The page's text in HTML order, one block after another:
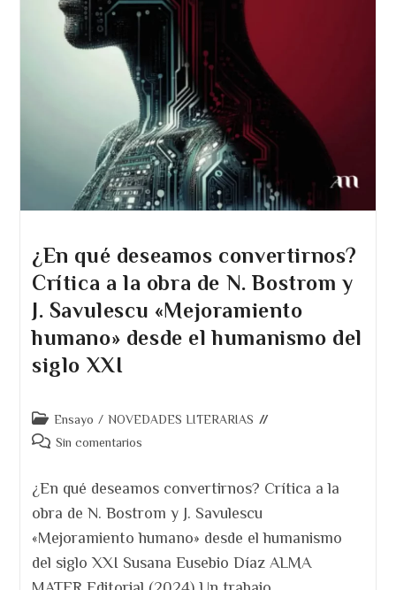
¿En qué deseamos convertirnos?
Crítica a la obra de N. Bostrom y
J. Savulescu «Mejoramiento
humano» desde el humanismo del
siglo XXI
Categoría
de
Ensayo / NOVEDADES LITERARIAS
Comentarios
entrada:
Sin comentarios
¿En qué deseamos convertirnos? Crítica a la
obra de N. Bostrom y J. Savulescu
«Mejoramiento humano» desde el humanismo
del siglo XXI Susana Eusebio Díaz ALMA